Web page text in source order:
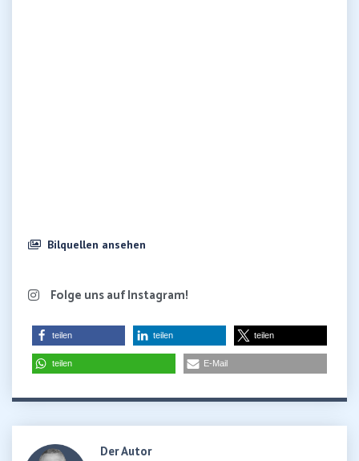
Bilquellen ansehen
Folge uns auf Instagram!
teilen teilen teilen
teilen E-Mail
Der Autor